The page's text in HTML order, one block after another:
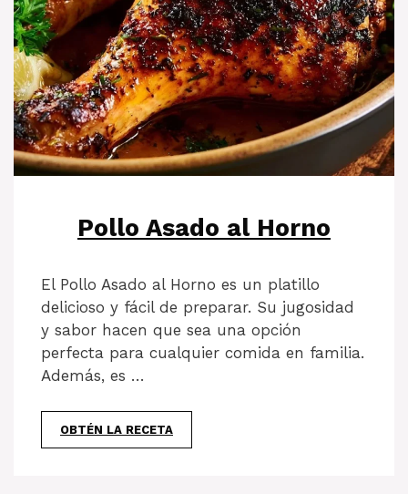
Pollo Asado al Horno
El Pollo Asado al Horno es un platillo
delicioso y fácil de preparar. Su jugosidad
y sabor hacen que sea una opción
perfecta para cualquier comida en familia.
Además, es …
OBTÉN LA RECETA